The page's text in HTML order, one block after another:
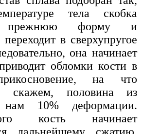
тела скобка
прежнюю форму и
в сверхупругое
она начинает
обломки кости в
на что
скажем, половина из
нам 10% деформации.
кость начинает